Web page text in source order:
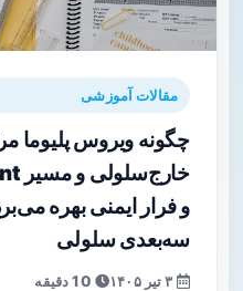
مقالات آموزشی
چگونه ویروس پلیوما
و فرار ایمنی بهره
سه‌بعدی سلولی